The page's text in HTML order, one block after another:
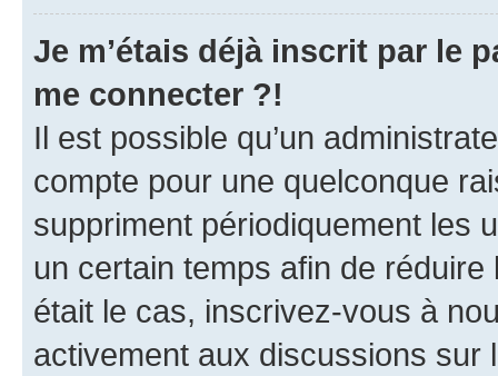
Je m’étais déjà inscrit par le
me connecter ?!
Il est possible qu’un
compte pour une quelconque
suppriment périodiquement les
un certain temps afin de
était le cas, inscrivez-vous à
activement aux discussions sur